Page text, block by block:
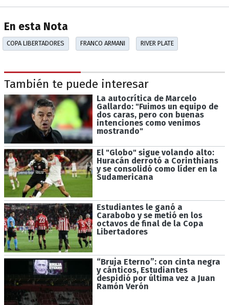
En esta Nota
COPA LIBERTADORES FRANCO ARMANI RIVER PLATE
También te puede interesar
La autocrítica de Marcelo
Gallardo: "Fuimos un equipo de
dos caras, pero con buenas
intenciones como venimos
mostrando"
El "Globo" sigue volando alto:
Huracán derrotó a Corinthians
y se consolidó como líder en la
Sudamericana
Estudiantes le ganó a
Carabobo y se metió en los
octavos de final de la Copa
Libertadores
“Bruja Eterno”: con cinta negra
y cánticos, Estudiantes
despidió por última vez a Juan
Ramón Verón